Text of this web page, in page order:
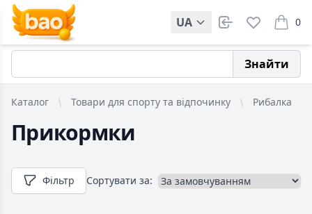
UA 0
items
Знайти
Каталог Товари для спорту та відпочинку Рибалка
Прикормки
Фільтр Сортувати за: